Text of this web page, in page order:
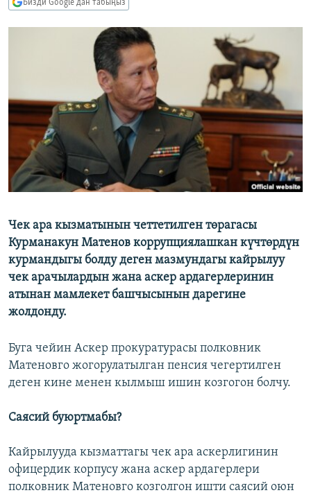
БИЗ ЖАНА ДҮЙНӨ
ЫҢГАЙСЫЗ СУРООЛОР
ЭЕ/АРнун бардык сайттары
Бизди Google'дан табыңыз
Чек ара кызматынын четтетилген төрагасы
Курманакун Матенов коррупциялашкан күчтөрдүн
курмандыгы болду деген мазмундагы кайрылуу
чек арачылардын жана аскер ардагерлеринин
атынан мамлекет башчысынын дарегине
жолдонду.
Буга чейин Аскер прокуратурасы полковник
Матеновго жогорулатылган пенсия чегертилген
деген кине менен кылмыш ишин козгогон болчу.
Саясий буюртмабы?
Кайрылууда кызматтагы чек ара аскерлигинин
офицердик корпусу жана аскер ардагерлери
полковник Матеновго козголгон ишти саясий оюн